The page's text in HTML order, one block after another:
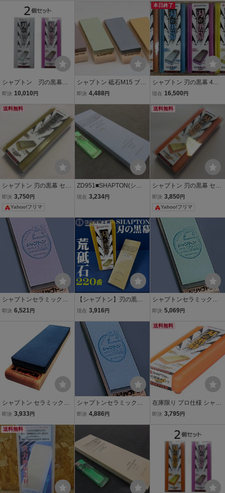
ール久留米店】
シャプトン 刃の黒幕 2
個セット ホワイト＃12
上砥 セラミック砥石
即決 10,010 円
シャプトン 砥石M15 ブル
ー 中砥石 #1500
即決 4,488円
本日終了
シャプトン 刃の黒幕 4点
セット 1000.1500.5000.1
現在 16,500 円
送料無料
シャプトン 刃の黒幕 セラ
ミック砥石 荒砥 モス #22
0 K0706
即決 3,750 円
Yahoo!フリマ
ZD951■SHAPTON(シャ
プトン) セラミック砥石
現在 3,234円
送料無料
シャプトン 刃の黒幕 セラ
ミック砥石 中砥（オレン
ジ）K0702 オレンジ
即決 3,850 円
Yahoo!フリマ
シャプトンセラミック砥
石 Ｍ１５（台付） ＃５０
即決 6,521 円
【シャプトン】刃の黒幕
セラミック砥石『粒度#22
砥石』『210mm×70mm×
15mm』『刃物用砥石』
【新品】
現在 3,916 円
シャプトンセラミック砥
石 Ｍ１５（台付） ＃２０
TI43）
即決 5,069円
シャプトン セラミック砥
石 M15 中砥 ブルー シ070
10x70x高さ15mm SHAPT
N 小型便 在庫
即決 3,933 円
シャプトンセラミック砥
石 Ｍ１５（台付） ＃１５
即決 4,886 円
送料無料
在庫限り プロ仕様 シャプ
トン SHAPTN 刃の黒幕
レンジ #1000 小型便
即決 3,795円
送料無料